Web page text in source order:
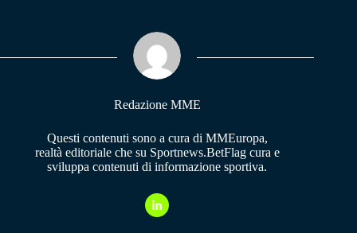
pp m
Redazione MME
Questi contenuti sono a cura di MMEuropa,
realtà editoriale che su Sportnews.BetFlag cura e
sviluppa contenuti di informazione sportiva.